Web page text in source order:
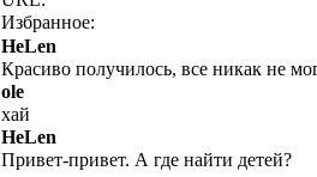
Избранное:
HeLen
Красиво получилось, все никак не
ole
хай
HeLen
Привет-привет. А где найти детей?